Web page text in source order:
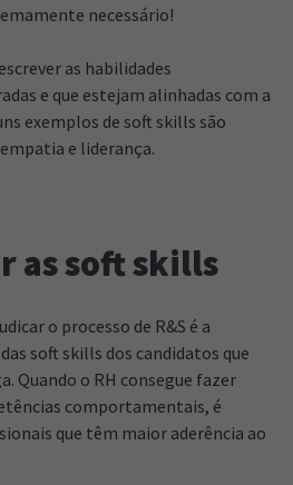
necessário!
as habilidades
e que estejam alinhadas com a
exemplos de soft skills são
e liderança.
as soft skills
o processo de R&S é a
soft skills dos candidatos que
Quando o RH consegue fazer
comportamentais, é
que têm maior aderência ao